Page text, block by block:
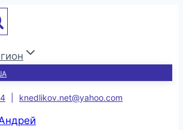
knedlikov.net@yahoo.com